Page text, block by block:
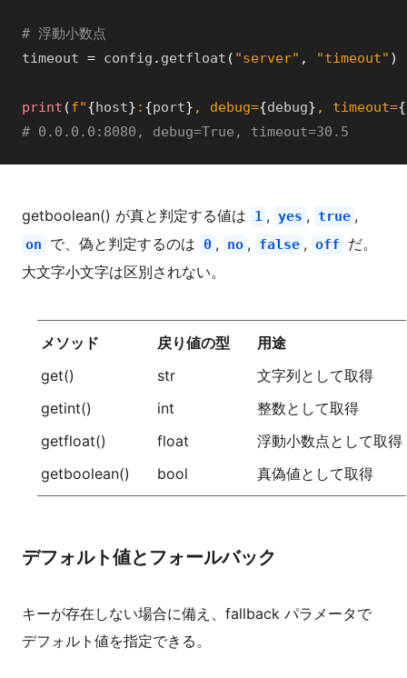
# 浮動小数点
timeout = config . getfloat ( "server" , "timeout" )
print (f"{host} : {port} , debug={debug} , timeout={
# 0.0.0.0:8080, debug=True, timeout=30.5
getboolean() が真と判定する値は 1 , yes , true ,
on で、偽と判定するのは 0 , no , false , off
だ。
大文字小文字は区別されない。
メソッド 戻り値の型
用途
get()
str
文字列として取得
getint()
int
整数として取得
getfloat()
float
浮動小数点として取得
getboolean()
bool 真偽値として取得
デフォルト値とフォールバック
キーが存在しない場合に備え、fallback パラメータで
デフォルト値を指定できる。